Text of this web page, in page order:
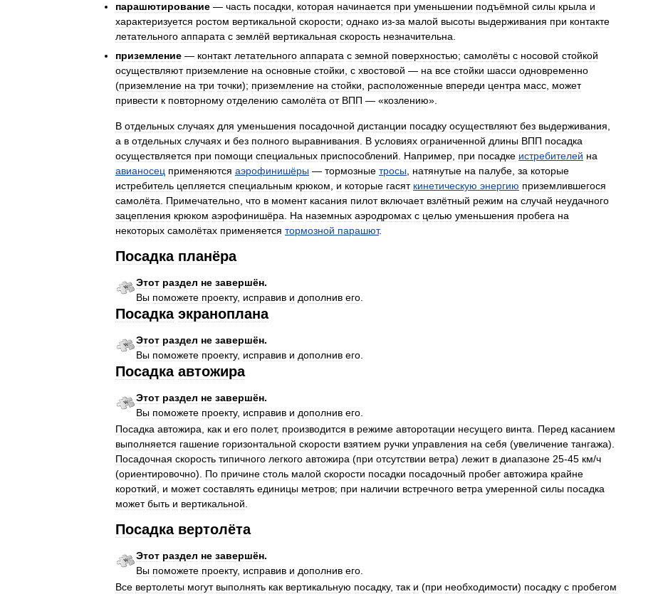
парашютирование — часть посадки, которая начинается при уменьшении подъёмной силы крыла и
характеризуется ростом вертикальной скорости; однако из-за малой высоты выдерживания при контакте
летательного аппарата с землёй вертикальная скорость незначительна.
приземление — контакт летательного аппарата с земной поверхностью; самолёты с носовой стойкой
осуществляют приземление на основные стойки, с хвостовой — на все стойки шасси одновременно
(приземление на три точки); приземление на стойки, расположенные впереди центра масс, может
привести к повторному отделению самолёта от ВПП — «козлению».
В отдельных случаях для уменьшения посадочной дистанции посадку осуществляют без выдерживания,
а в отдельных случаях и без полного выравнивания. В условиях ограниченной длины ВПП посадка
осуществляется при помощи специальных приспособлений. Например, при посадке истребителей на
авианосец применяются аэрофинишёры — тормозные тросы, натянутые на палубе, за которые
истребитель цепляется специальным крюком, и которые гасят кинетическую энергию приземлившегося
самолёта. Примечательно, что в момент касания пилот включает взлётный режим на случай неудачного
зацепления крюком аэрофинишёра. На наземных аэродромах с целью уменьшения пробега на
некоторых самолётах применяется тормозной парашют.
Посадка планёра
Этот раздел не завершён.
Вы поможете проекту, исправив и дополнив его.
Посадка экраноплана
Этот раздел не завершён.
Вы поможете проекту, исправив и дополнив его.
Посадка автожира
Этот раздел не завершён.
Вы поможете проекту, исправив и дополнив его.
Посадка автожира, как и его полет, производится в режиме авторотации несущего винта. Перед касанием
выполняется гашение горизонтальной скорости взятием ручки управления на себя (увеличение тангажа).
Посадочная скорость типичного легкого автожира (при отсутствии ветра) лежит в диапазоне 25-45 км/ч
(ориентировочно). По причине столь малой скорости посадки посадочный пробег автожира крайне
короткий, и может составлять единицы метров; при наличии встречного ветра умеренной силы посадка
может быть и вертикальной.
Посадка вертолёта
Этот раздел не завершён.
Вы поможете проекту, исправив и дополнив его.
Все вертолеты могут выполнять как вертикальную посадку, так и (при необходимости) посадку с пробегом